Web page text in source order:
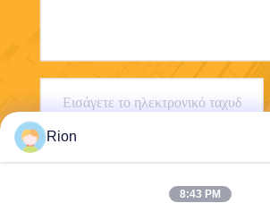
Rion
8:43 PM